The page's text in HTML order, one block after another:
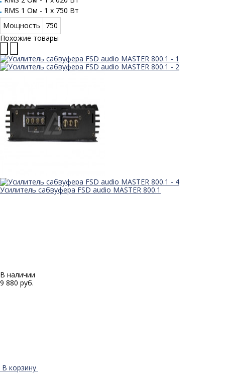
RMS 1 Ом - 1 x 750 Вт
Мощность
750
Похожие товары
Усилитель сабвуфера FSD audio MASTER 800.1
В наличии
9 880 руб.
В корзину